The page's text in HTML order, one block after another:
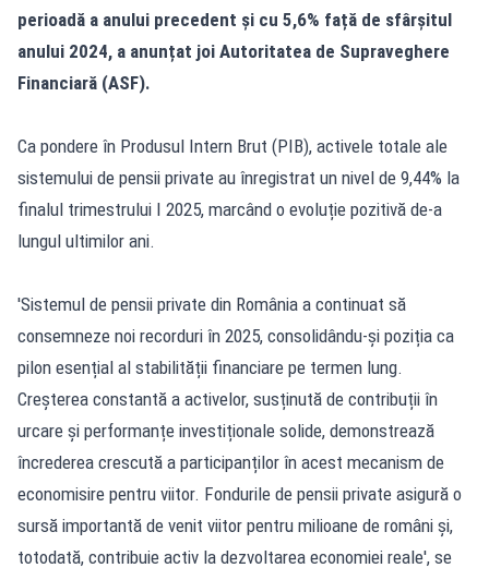
perioadă a anului precedent și cu 5,6% față de sfârșitul
anului 2024, a anunțat joi Autoritatea de Supraveghere
Financiară (ASF).
Ca pondere în Produsul Intern Brut (PIB), activele totale ale
sistemului de pensii private au înregistrat un nivel de 9,44% la
finalul trimestrului I 2025, marcând o evoluție pozitivă de-a
lungul ultimilor ani.
'Sistemul de pensii private din România a continuat să
consemneze noi recorduri în 2025, consolidându-și poziția ca
pilon esențial al stabilității financiare pe termen lung.
Creșterea constantă a activelor, susținută de contribuții în
urcare și performanțe investiționale solide, demonstrează
încrederea crescută a participanților în acest mecanism de
economisire pentru viitor. Fondurile de pensii private asigură o
sursă importantă de venit viitor pentru milioane de români și,
totodată, contribuie activ la dezvoltarea economiei reale', se